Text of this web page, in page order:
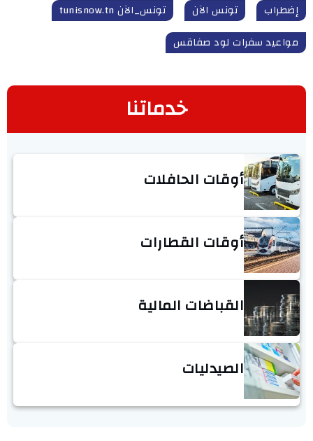
إضطراب تونس الآن
تونس_الآن tunisnow.tn
مواعيد سفرات لود صفاقس
خدماتنا
أوقات الحافلات
أوقات القطارات
القباضات المالية
الصيدليات